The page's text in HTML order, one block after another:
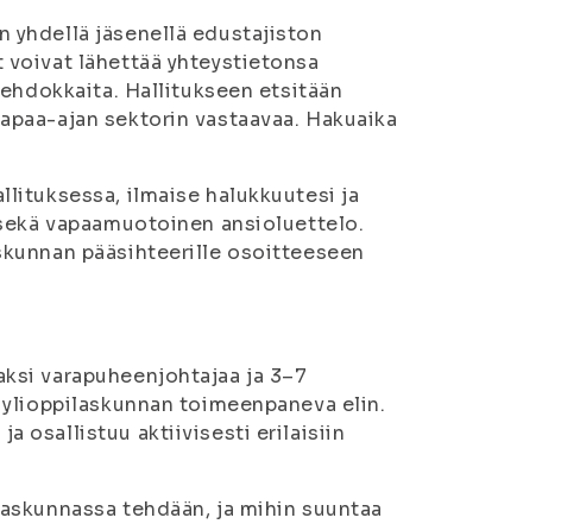
yhdellä jäsenellä edustajiston
voivat lähettää yhteystietonsa
Hallitukseen etsitään
ajan sektorin vastaavaa. Hakuaika
ilmaise halukkuutesi ja
vapaamuotoinen ansioluettelo.
pääsihteerille osoitteeseen
varapuheenjohtajaa ja 3–7
toimeenpaneva elin.
ja osallistuu aktiivisesti erilaisiin
tehdään, ja mihin suuntaa